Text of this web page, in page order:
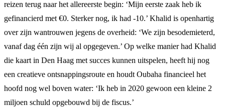
reizen terug naar het allereerste begin: ‘Mijn eerste zaak heb ik
gefinancierd met €0. Sterker nog, ik had -10.’ Khalid is openhartig
over zijn wantrouwen jegens de overheid: ‘We zijn besodemieterd,
vanaf dag één zijn wij al opgegeven.’ Op welke manier had Khalid
die kaart in Den Haag met succes kunnen uitspelen, heeft hij nog
een creatieve ontsnappingsroute en houdt Oubaha financieel het
hoofd nog wel boven water: ‘Ik heb in 2020 gewoon een kleine 2
miljoen schuld opgebouwd bij de fiscus.’